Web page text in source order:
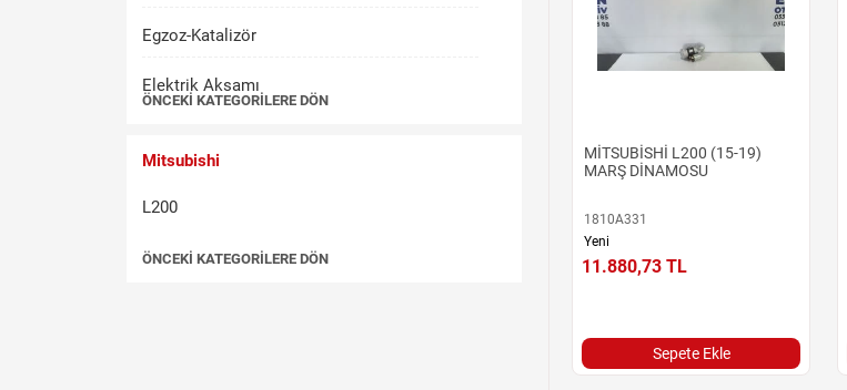
Egzoz-Katalizör
Elektrik Aksamı
ÖNCEKI KATEGORILERE DÖN
Mitsubishi
L200
ÖNCEKI KATEGORILERE DÖN
MİTSUBİSHİ L200 (15-19)
MARŞ DİNAMOSU
1810A331
Yeni
11.880,73 TL
Sepete Ekle